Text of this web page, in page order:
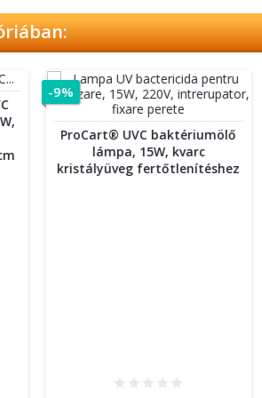
kerekes
cső
ProCart® UVC 36W
baktériumölő cső
sterilizáláshoz, 2G11
csap, 39 cm hosszú